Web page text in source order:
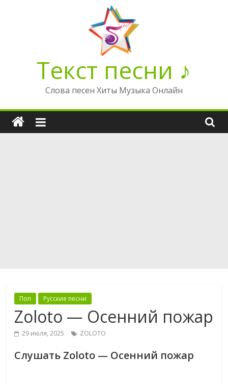
Текст песни ♪
Слова песен Хиты Музыка Онлайн
Поп Русские песни
Zoloto — Осенний пожар
29 июля, 2025 ZOLOTO
Слушать Zoloto — Осенний пожар